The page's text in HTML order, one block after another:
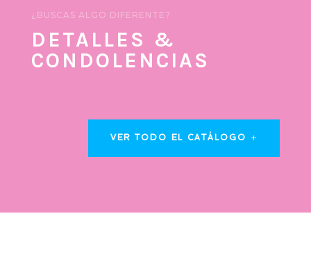
¿BUSCAS ALGO DIFERENTE?
DETALLES &
CONDOLENCIAS
VER TODO EL CATÁLOGO